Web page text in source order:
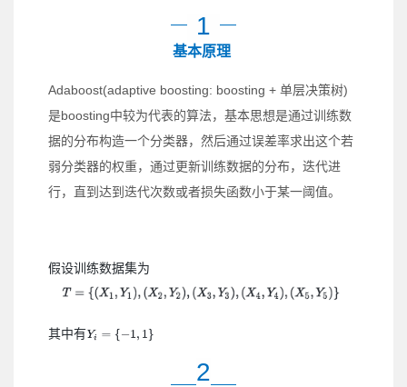
1
基本原理
Adaboost(adaptive boosting: boosting + 单层决策树)
是boosting中较为代表的算法，基本思想是通过训练数
据的分布构造一个分类器，然后通过误差率求出这个若
弱分类器的权重，通过更新训练数据的分布，迭代进
行，直到达到迭代次数或者损失函数小于某一阈值。
假设训练数据集为
其中有
2